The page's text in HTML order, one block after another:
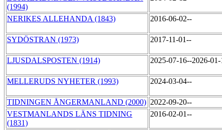
(1994)
NERIKES ALLEHANDA (1843) 2016-06-02--
SYDÖSTRAN (1973) 2017-11-01--
LJUSDALSPOSTEN (1914) 2025-07-16--2026-
MELLERUDS NYHETER (1993) 2024-03-04--
TIDNINGEN ÅNGERMANLAND (2000) 2022-09-20--
VESTMANLANDS LÄNS TIDNING
(1831)
2016-02-01--